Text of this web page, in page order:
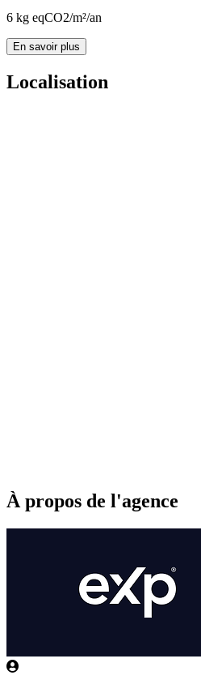
6 kg eqCO2/m²/an
En savoir plus
Localisation
À propos de l'agence